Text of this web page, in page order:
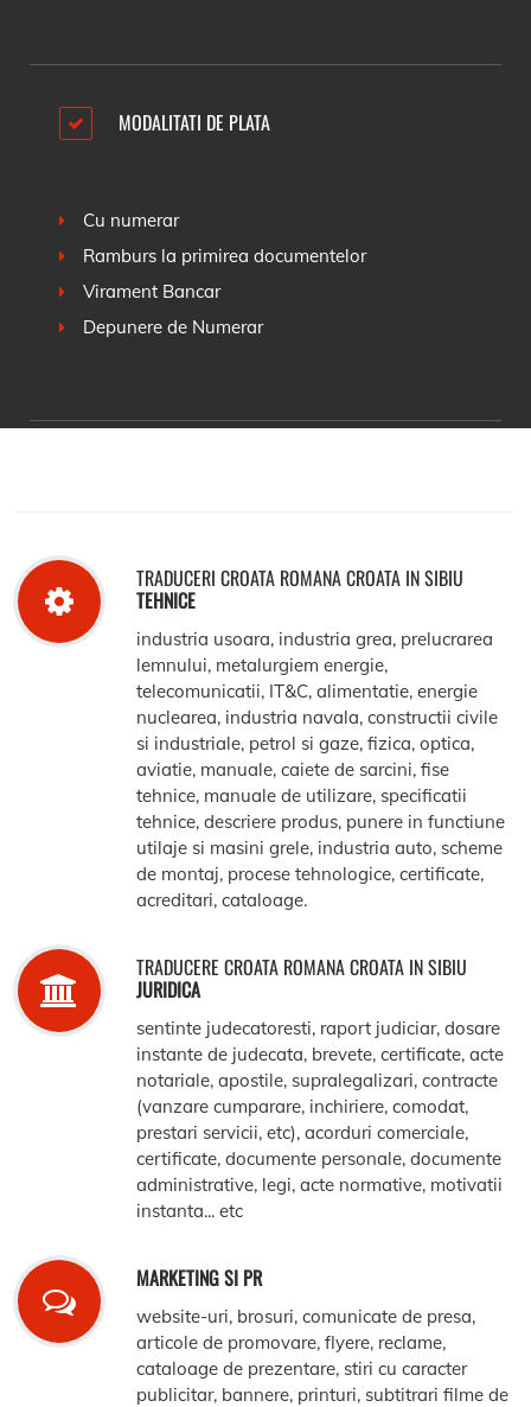
MODALITATI DE PLATA
Cu numerar
Ramburs la primirea documentelor
Virament Bancar
Depunere de Numerar
TRADUCERI CROATA ROMANA CROATA IN SIBIU
TEHNICE
industria usoara, industria grea, prelucrarea
lemnului, metalurgiem energie,
telecomunicatii, IT&C, alimentatie, energie
nuclearea, industria navala, constructii civile
si industriale, petrol si gaze, fizica, optica,
aviatie, manuale, caiete de sarcini, fise
tehnice, manuale de utilizare, specificatii
tehnice, descriere produs, punere in functiune
utilaje si masini grele, industria auto, scheme
de montaj, procese tehnologice, certificate,
acreditari, cataloage.
TRADUCERE CROATA ROMANA CROATA IN SIBIU
JURIDICA
sentinte judecatoresti, raport judiciar, dosare
instante de judecata, brevete, certificate, acte
notariale, apostile, supralegalizari, contracte
(vanzare cumparare, inchiriere, comodat,
prestari servicii, etc), acorduri comerciale,
certificate, documente personale, documente
administrative, legi, acte normative, motivatii
instanta... etc
MARKETING SI PR
website-uri, brosuri, comunicate de presa,
articole de promovare, flyere, reclame,
cataloage de prezentare, stiri cu caracter
publicitar, bannere, printuri, subtitrari filme de